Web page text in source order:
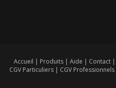
Accueil | Produits | Aide | Contact |
CGV Particuliers | CGV Professionnels